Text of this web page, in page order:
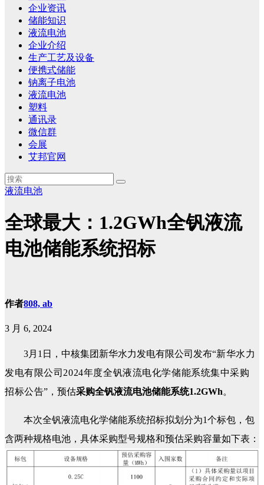
企业资讯
储能知识
液流电池
企业介绍
生产工艺及设备
便携式储能
钠离子电池
液流电池
塑料
通讯录
微信群
会展
艾邦官网
液流电池
全球最大：1.2GWh全钒液流
电池储能系统招标
作者808, ab
3 月 6, 2024
3月1日，中核集团新华水力发电有限公司发布“新华水力
发电有限公司2024年度全钒液流电化学储能系统集中采购
招标公告”，预估采购全钒液流电池储能系统1.2GWh。
本次全钒液流电化学储能系统招标拟划分为1个标包，包
含两种规格电池，具体采购型号规格和预估采购容量如下表：